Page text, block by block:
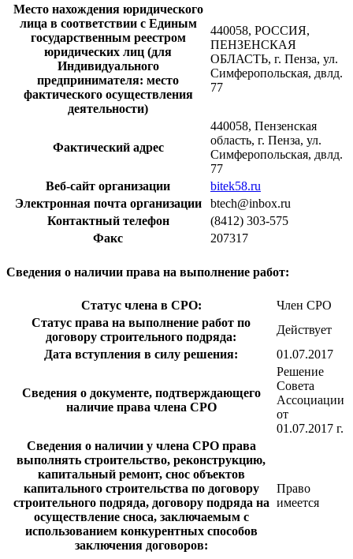
Место нахождения юридического
лица в соответствии с Единым
государственным реестром
юридических лиц (для
Индивидуального
предпринимателя: место
фактического осуществления
деятельности)
440058, РОССИЯ,
ПЕНЗЕНСКАЯ
ОБЛАСТЬ, г. Пенза, ул.
Симферопольская, двлд.
77
Фактический адрес
440058, Пензенская
область, г. Пенза, ул.
Симферопольская, двлд.
77
Веб-сайт организации
bitek58.ru
Электронная почта организации
btech@inbox.ru
Контактный телефон
(8412) 303-575
Факс
207317
Сведения о наличии права на выполнение работ:
Статус члена в СРО:
Член СРО
Статус права на выполнение работ по
договору строительного подряда:
Действует
Дата вступления в силу решения:
01.07.2017
Сведения о документе, подтверждающего
наличие права члена СРО
Решение
Совета
Ассоциации
от
01.07.2017 г.
Сведения о наличии у члена СРО права
выполнять строительство, реконструкцию,
капитальный ремонт, снос объектов
капитального строительства по договору
строительного подряда, договору подряда на
осуществление сноса, заключаемым с
использованием конкурентных способов
заключения договоров:
Право
имеется